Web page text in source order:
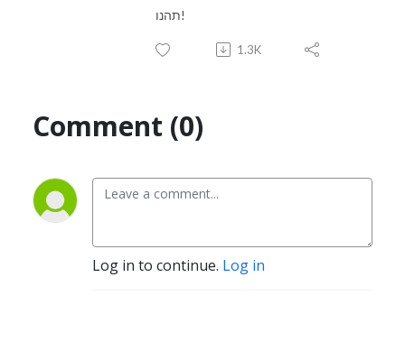
תהנו!
1.3K
Comment (0)
Log in to continue. Log in